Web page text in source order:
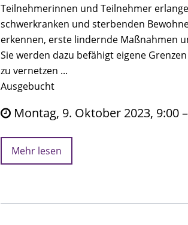
Teilnehmerinnen und Teilnehmer
schwerkranken und sterbenden
erkennen, erste lindernde Maßnahmen
Sie werden dazu befähigt eigene
zu vernetzen ...
Ausgebucht
Montag, 9. Oktober 2023, 9:00
Mehr lesen